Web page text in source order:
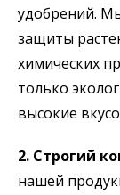
удобрений.
защиты
химических
только
высокие
2. Строгий
нашей